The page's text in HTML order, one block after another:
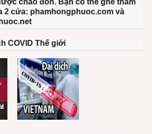
chào đón. Bạn có thể ghé thăm
2 cửa: phamhongphuoc.com và
COVID Thế giới